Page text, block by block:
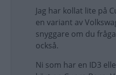
Jag har kollat lite på
en variant av
snyggare om du
också.
Ni som har en ID3